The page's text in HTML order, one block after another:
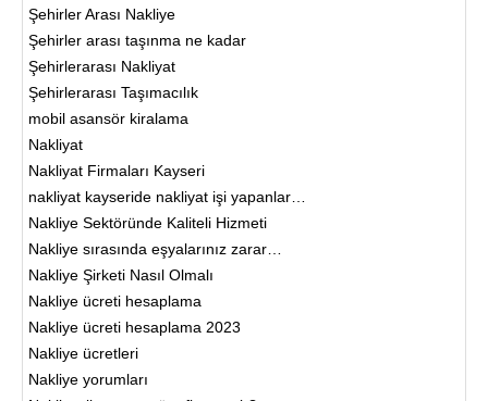
Şehirler Arası Nakliye
Şehirler arası taşınma ne kadar
Şehirlerarası Nakliyat
Şehirlerarası Taşımacılık
mobil asansör kiralama
Nakliyat
Nakliyat Firmaları Kayseri
nakliyat kayseride nakliyat işi yapanlar…
Nakliye Sektöründe Kaliteli Hizmeti
Nakliye sırasında eşyalarınız zarar…
Nakliye Şirketi Nasıl Olmalı
Nakliye ücreti hesaplama
Nakliye ücreti hesaplama 2023
Nakliye ücretleri
Nakliye yorumları